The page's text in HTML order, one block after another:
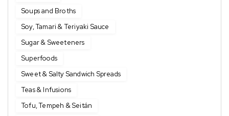
Soups and Broths
Soy, Tamari & Teriyaki Sauce
Sugar & Sweeteners
Superfoods
Sweet & Salty Sandwich Spreads
Teas & Infusions
Tofu, Tempeh & Seitán